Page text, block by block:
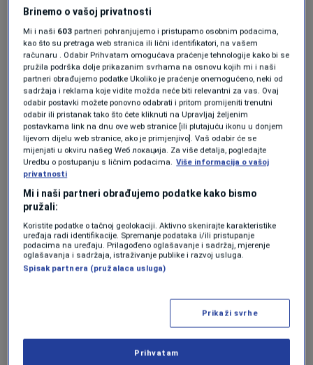
Više tema kao što je ova?
KVALIFIKACIJE ZA SVJETSKO PRVENSTVO 2026
KAKVO JE TVOJE MIŠLJENJE O OVOME?
Učestvuj u diskusiji ili pročitaj komentare
Budi prvi koji će ostaviti komentar
Brinemo o vašoj privatnosti
Mi i naši 603 partneri pohranjujemo i pristupamo osobnim podacima,
kao što su pretraga web stranica ili lični identifikatori, na vašem
računaru . Odabir Prihvatam omogućava praćenje tehnologije kako bi se
pružila podrška dolje prikazanim svrhama na osnovu kojih mi i naši
partneri obrađujemo podatke Ukoliko je praćenje onemogućeno, neki od
sadržaja i reklama koje vidite možda neće biti relevantni za vas. Ovaj
odabir postavki možete ponovno odabrati i pritom promijeniti trenutni
odabir ili pristanak tako što ćete kliknuti na Upravljaj željenim
postavkama link na dnu ove web stranice [ili plutajuću ikonu u donjem
lijevom dijelu web stranice, ako je primjenjivo]. Vaš odabir će se
mijenjati u okviru našeg Wеб локација. Za više detalja, pogledajte
Uredbu o postupanju s ličnim podacima. Više informacija o vašoj
privatnosti
Mi i naši partneri obrađujemo podatke kako bismo
pružali:
Koristite podatke o tačnoj geolokaciji. Aktivno skenirajte karakteristike
uređaja radi identifikacije. Spremanje podataka i/ili pristupanje
podacima na uređaju. Prilagođeno oglašavanje i sadržaj, mjerenje
oglašavanja i sadržaja, istraživanje publike i razvoj usluga.
Spisak partnera (pružalaca usluga)
Prikaži svrhe
Prihvatam